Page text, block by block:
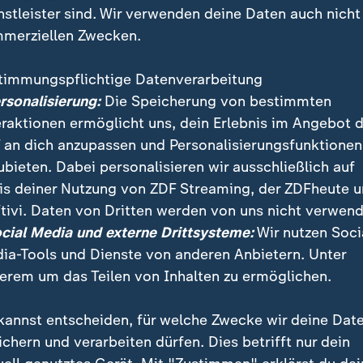
hat ein Strafverfahren gegen den Bildhauer
mehrfach satirische Mottowagen mit
sind. Wir verwenden deine Daten auch nicht
Zwecken.
Datenverarbeitung
Die Speicherung von bestimmten
ermöglicht uns, dein Erlebnis im Angebot
an dich anzupassen und Personalisierungsfunktionen
Dabei personalisieren wir ausschließlich auf
deiner Nutzung von ZDF Streaming, der ZDFheute
Daten von Dritten werden von uns nicht
Media und externe Drittsysteme:Wir nutzen
Tools und Dienste von anderen Anbietern. Unter
um das Teilen von Inhalten zu ermöglichen.
entscheiden, für welche Zwecke wir deine
und verarbeiten dürfen. Dies betrifft nur dein